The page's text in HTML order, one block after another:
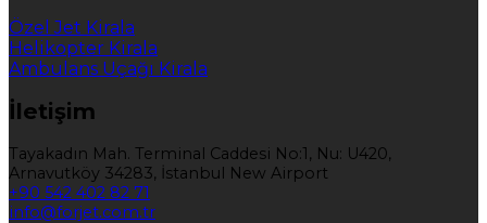
Özel Jet Kirala
Helikopter Kirala
Ambulans Uçağı Kirala
İletişim
Tayakadın Mah. Terminal Caddesi No:1, Nu: U420,
Arnavutköy 34283, İstanbul New Airport
+90 542 402 82 71
info@forjet.com.tr